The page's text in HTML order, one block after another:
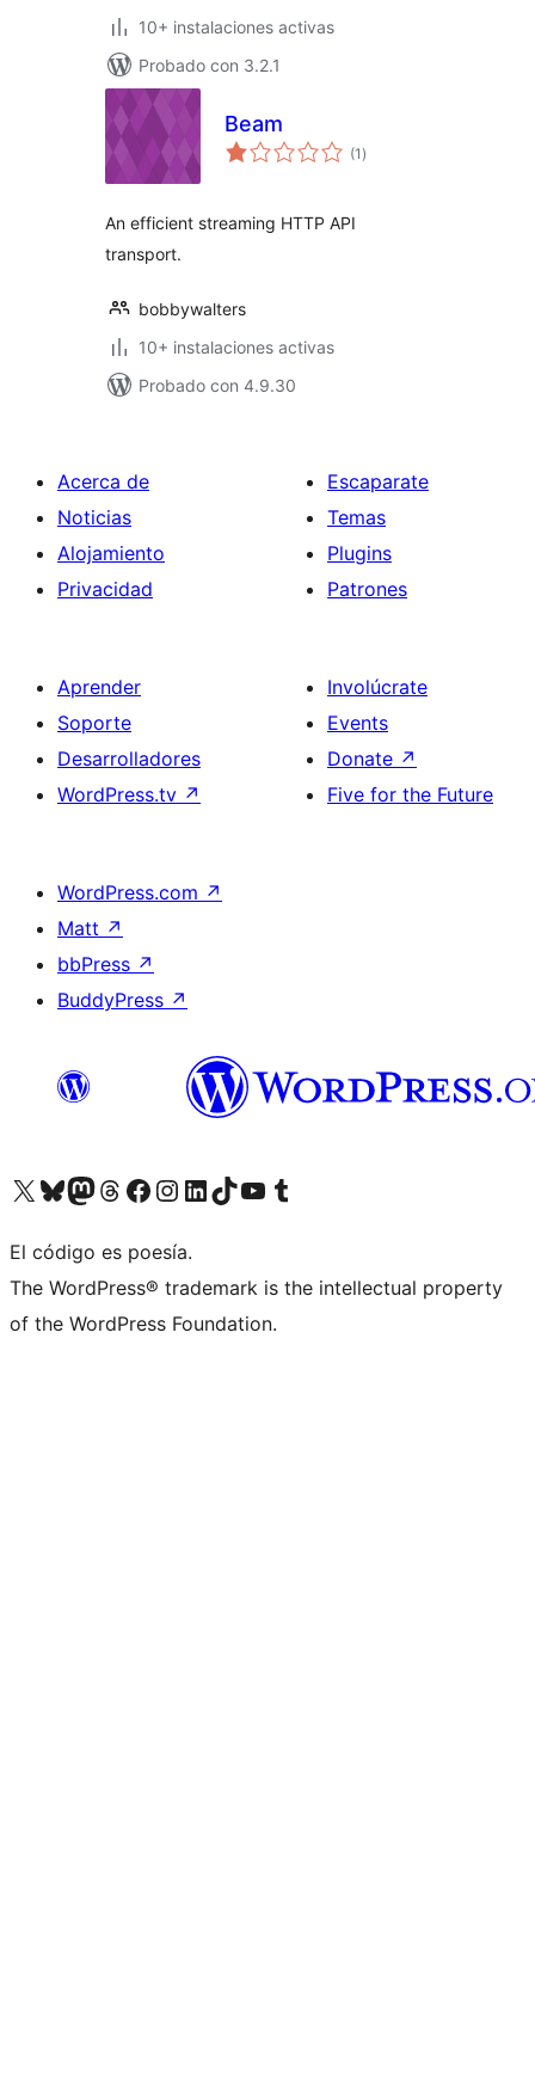
10+ instalaciones activas
Probado con 3.2.1
Beam
(1 total
de
)
An efficient streaming HTTP API
transport.
bobbywalters
10+ instalaciones activas
Probado con 4.9.30
Acerca de
Noticias
Alojamiento
Privacidad
Escaparate
Temas
Plugins
Patrones
Aprender
Soporte
Desarrolladores
WordPress.tv ↗
Involúcrate
Events
Donate ↗
Five for the Future
WordPress.com ↗
Matt ↗
bbPress ↗
BuddyPress ↗
Visit our X (formerly Twitter) account
Visit our Bluesky account
Visit our Mastodon account
Visit our Threads account
Visita nuestra página de Facebook
Visita nuestra cuenta de Instagram
Visita nuestra cuenta de LinkedIn
Visit our TikTok account
Visita nuestro canal de YouTube
Visit our Tumblr account
El código es poesía.
The WordPress® trademark is the intellectual property
of the WordPress Foundation.